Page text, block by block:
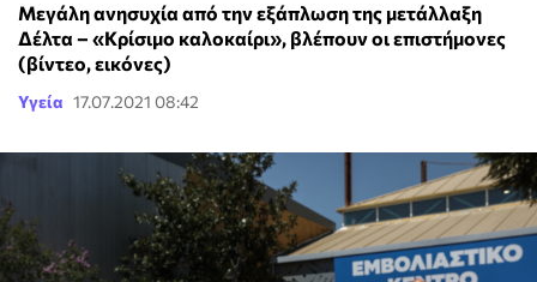
Μεγάλη ανησυχία από την εξάπλωση της μετάλλαξη
Δέλτα – «Κρίσιμο καλοκαίρι», βλέπουν οι επιστήμονες
(βίντεο, εικόνες)
Υγεία 17.07.2021 08:42